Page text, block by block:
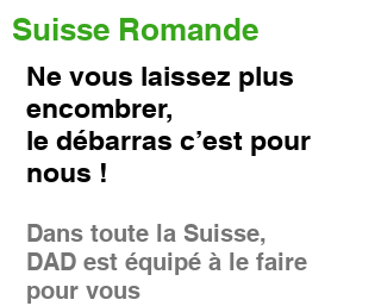
Suisse Romande
Ne vous laissez plus
encombrer,
le débarras c’est pour
nous !
Dans toute la Suisse,
DAD est équipé à le faire
pour vous